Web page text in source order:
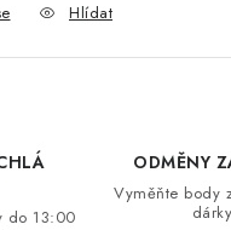
údajů
Moje
Hlídat
do 13:00
ODMĚNY
Vyměňte body